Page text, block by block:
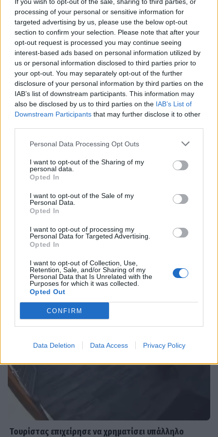
processing of your personal or sensitive information for
targeted advertising by us, please use the below opt-out
section to confirm your selection. Please note that after your
opt-out request is processed you may continue seeing
interest-based ads based on personal information utilized by
us or personal information disclosed to third parties prior to
your opt-out. You may separately opt-out of the further
disclosure of your personal information by third parties on the
IAB’s list of downstream participants. This information may
also be disclosed by us to third parties on the IAB’s List of
Downstream Participants that may further disclose it to other
Personal Data Processing Opt Outs
I want to opt-out of the Sharing of my
personal data.
Opted In
I want to opt-out of the Sale of my
Personal Data.
Opted In
I want to opt-out of processing my
Personal Data for Targeted Advertising.
Opted In
I want to opt-out of Collection, Use,
Retention, Sale, and/or Sharing of my
Personal Data that Is Unrelated with the
Purposes for which it was collected.
Opted Out
CONFIRM
Data Deletion Data Access Privacy Policy
MEDIA
«Κοινωνία Ώρα MEGA»: Βασίλης
Τσεκούρας και Τζωρτζίνα
Μαλλιαρόζη στην πρωινή
ενημέρωση του σταθμού
Γιώτα Κηπουρού: Επιστρέφει τελικά
Γιώργου Λιάγκα;
SHOWBIZ
στις διακοπές και η μάχη με τη
διάσπαση προσοχής μετά την
εγκυμοσύνη
SHOWBIZ
και τον 10 μηνών γιο τους στις
πρώτες καλοκαιρινές διακοπές τους.
SHOWBIZ
λόγω φαρυγγίτιδας - Ζήτησε
συγγνώμη από τους θαυμαστές της
SHOWBIZ
Δανάη Μπάρκα: Η αποστομωτική
απάντηση με χιούμορ για το σχόλιο
περί πλαστικής στο Instagram
DPG NETWORK
Τουρίστας επιχείρησε να χρηματίσει υπάλληλο